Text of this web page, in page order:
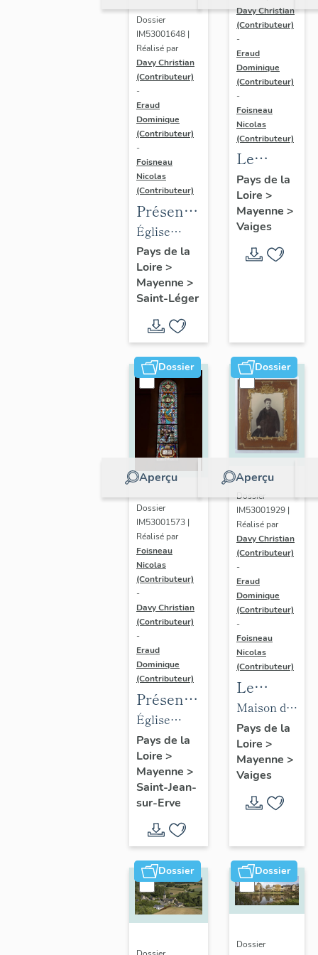
Dossier
IM53001648 |
Réalisé par
Davy Christian
(Contributeur)
-
Eraud
Dominique
(Contributeur)
-
Foisneau
Nicolas
(Contributeur)
Présentation
des
objets
mobilier
de
l'église
paroissiale
Saint-
léger de
Saint-
Léger
Église
paroissiale
Saint-Léger
de Saint-
Pays de la
Loire >
Mayenne >
Saint-Léger
Davy Christian
(Contributeur)
-
Eraud
Dominique
(Contributeur)
-
Foisneau
Nicolas
(Contributeur)
Le
mobilier
de la
chapelle
funéraire
de la
Pays de la
Loire >
Mayenne >
Vaiges
Dossier
Aperçu
Dossier
IM53001573 |
Réalisé par
Foisneau
Nicolas
(Contributeur)
-
Davy Christian
(Contributeur)
-
Eraud
Dominique
(Contributeur)
Présentation
des
objets
mobilier
de
l'église
paroissiale
Saint-
Jean-
Baptiste
Église
paroissiale
Saint-Jean-
Baptiste de
Saint-Jean-
sur-Erve
Pays de la
Loire >
Mayenne >
Saint-Jean-
sur-Erve
Dossier
Aperçu
Dossier
IM53001929 |
Réalisé par
Davy Christian
(Contributeur)
-
Eraud
Dominique
(Contributeur)
-
Foisneau
Nicolas
(Contributeur)
Le
mobilier
de la
collection
Robert-
Glétron
Maison de
la famille
Robert-
Glétron,
puis
bibliothèque
Anatole
Robert-
Glétron,
puis
actuellement
Pays de la
Loire >
Mayenne >
Vaiges
Dossier Dossier
Dossier